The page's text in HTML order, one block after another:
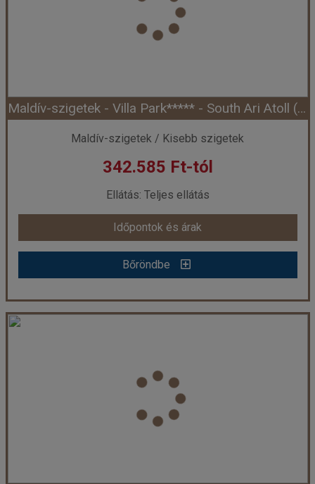
Utazás módja:
Egyénileg
Reggeli
Szálláskategória: Hotel *****
Superior szoba (SUP), 2 felnőtt
Időpont: 2026-09-01 | 7 éj
már 339.937 Ft-tól
Időpontok és árak
Bőröndbe
Maldív-szigetek - Villa Park***** - South Ari Atoll (Egyéni) *****
Maldív-szigetek / Kisebb szigetek
342.585 Ft-tól
Ellátás: Teljes ellátás
Időpontok és árak
Bőröndbe
Maldív-szigetek - Villa Park***** - South Ari Atoll (Egyéni) *****
Város: South Ari
Utazás módja:
Egyénileg
Teljes ellátás
Szálláskategória: Hotel *****
Sun Villa, 2 felnőtt